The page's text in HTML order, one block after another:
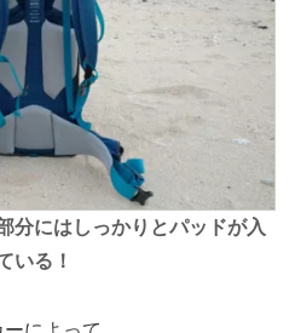
分にはしっかりとパッドが入
いる！